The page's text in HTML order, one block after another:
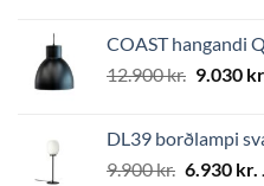
10.900
COAST hangandi
12.900kr. Original
12.900
9.030
DL39 borðlampi
9.900kr. Original
6.930 kr.